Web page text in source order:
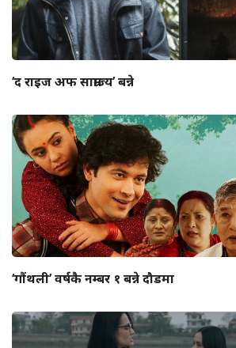
‘द राइज अफ साम्राज्य’ बन्ने
‘गौंथली’ वर्षकै नम्बर १ बन्ने दौडमा